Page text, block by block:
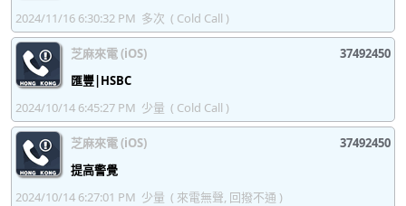
37492467
37492468 37492469
37492471
37492472
37492474
37492475
37492476
37492479
37492480 37492481
37492483
37492484
37492486
37492487
37492488
2024/11/16 6:30:32 PM 多次 ( Cold Call )
芝麻來電 (iOS)
37492450
匯豐|HSBC
2024/10/14 6:45:27 PM 少量 ( Cold Call )
芝麻來電 (iOS)
37492450
提高警覺
2024/10/14 6:27:01 PM 少量 ( 來電無聲, 回撥不通 )